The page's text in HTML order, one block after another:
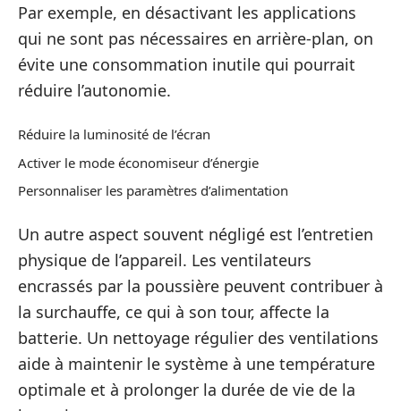
Par exemple, en désactivant les applications
qui ne sont pas nécessaires en arrière-plan, on
évite une consommation inutile qui pourrait
réduire l’autonomie.
Réduire la luminosité de l’écran
Activer le mode économiseur d’énergie
Personnaliser les paramètres d’alimentation
Un autre aspect souvent négligé est l’entretien
physique de l’appareil. Les ventilateurs
encrassés par la poussière peuvent contribuer à
la surchauffe, ce qui à son tour, affecte la
batterie. Un nettoyage régulier des ventilations
aide à maintenir le système à une température
optimale et à prolonger la durée de vie de la